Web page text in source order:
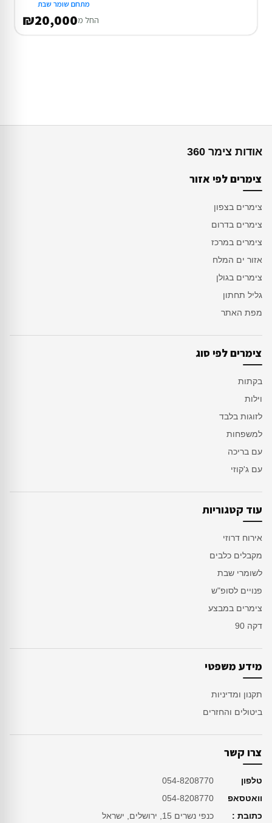
מתחם שומר שבת
החל מ₪20,000
אודות צימר 360
צימרים לפי אזור
צימרים בצפון
צימרים בדרום
צימרים במרכז
אזור ים המלח
צימרים בגולן
גליל תחתון
מפת האתר
צימרים לפי סוג
בקתות
וילות
לזוגות בלבד
למשפחות
עם בריכה
עם ג'קוזי
עוד קטגוריות
אירוח דרוזי
מקבלים כלבים
לשומרי שבת
פנויים לסופ"ש
צימרים במבצע
דקה 90
מידע משפטי
תקנון ומדיניות
ביטולים והחזרים
צרו קשר
טלפון
054-8208770
וואטסאפ
054-8208770
כתובת :
כנפי נשרים 15, ירושלים, ישראל